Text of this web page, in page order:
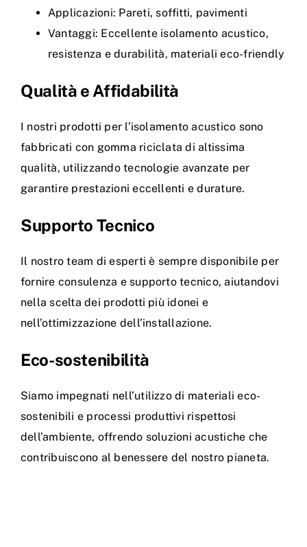
Applicazioni: Pareti, soffitti, pavimenti
Vantaggi: Eccellente isolamento acustico,
resistenza e durabilità, materiali eco-friendly
Qualità e Affidabilità
I nostri prodotti per l’isolamento acustico sono
fabbricati con gomma riciclata di altissima
qualità, utilizzando tecnologie avanzate per
garantire prestazioni eccellenti e durature.
Supporto Tecnico
Il nostro team di esperti è sempre disponibile per
fornire consulenza e supporto tecnico, aiutandovi
nella scelta dei prodotti più idonei e
nell’ottimizzazione dell’installazione.
Eco-sostenibilità
Siamo impegnati nell’utilizzo di materiali eco-
sostenibili e processi produttivi rispettosi
dell’ambiente, offrendo soluzioni acustiche che
contribuiscono al benessere del nostro pianeta.